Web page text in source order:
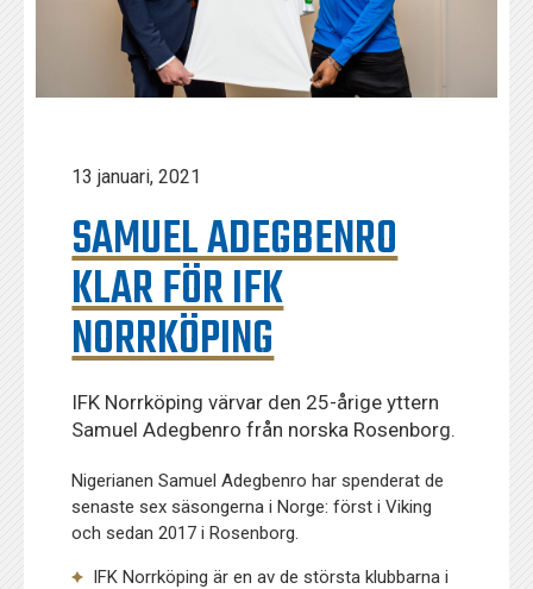
13 januari, 2021
SAMUEL ADEGBENRO
KLAR FÖR IFK
NORRKÖPING
IFK Norrköping värvar den 25-årige yttern
Samuel Adegbenro från norska Rosenborg.
Nigerianen Samuel Adegbenro har spenderat de
senaste sex säsongerna i Norge: först i Viking
och sedan 2017 i Rosenborg.
IFK Norrköping är en av de största klubbarna i